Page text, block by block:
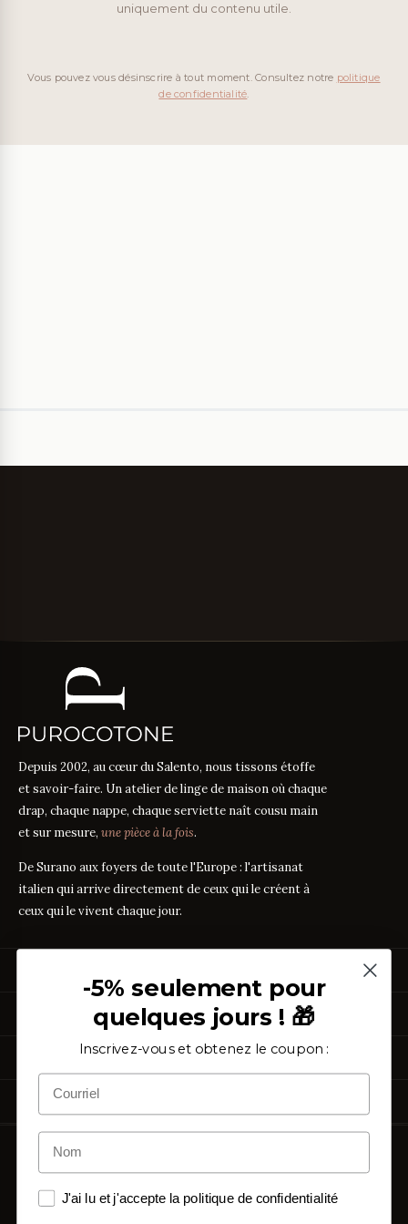
uniquement du contenu utile.
Vous pouvez vous désinscrire à tout moment. Consultez notre politique
de confidentialité.
Depuis 2002, au cœur du Salento, nous tissons étoffe
et savoir-faire. Un atelier de linge de maison où chaque
drap, chaque nappe, chaque serviette naît cousu main
et sur mesure, une pièce à la fois.
De Surano aux foyers de toute l'Europe : l'artisanat
italien qui arrive directement de ceux qui le créent à
ceux qui le vivent chaque jour.
Linge de Table
Linge de Bain
GUIDES DES TISSUS
Guide des mesures GUIDE
Que signifie le TC ?
Nos avis
Qui sommes-nous
Notre artisanat
Certification OEKO-TEX
Rétractation simplifiée
Blog
Avis Trustpilot
ASSISTANCE
Contactez-nous
Frais d'expédition
Copyright ©
Surano (LE) · C.F. / P.IVA05027870756
Politique de confidentialité
-5% seulement pour
quelques jours ! 🎁
Inscrivez-vous et obtenez le coupon :
J'ai lu et j'accepte la politique de confidentialité